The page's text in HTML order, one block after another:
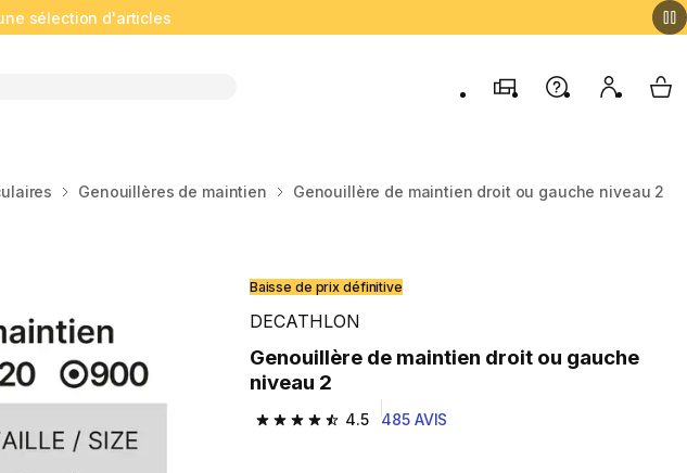
sélection d'articles
MagasinsAide Mon My
Genouillères de maintien Genouillère de maintien droit ou gauche niveau 2
Baisse de prix définitive
DECATHLON
Genouillère de maintien droit ou gauche
niveau 2
4.5
4.5 out of 5 stars from 485 reviews
485 AVIS